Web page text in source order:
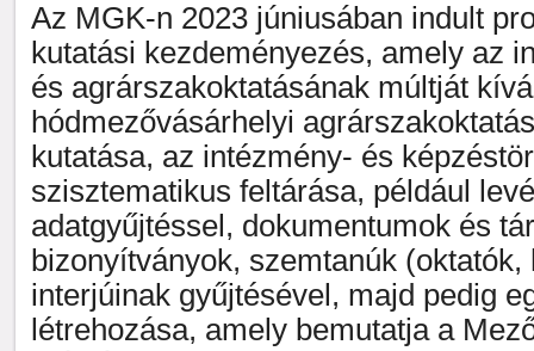
Az MGK-n 2023 júniusában indult
kutatási kezdeményezés, amely az
és agrárszakoktatásának múltját
hódmezővásárhelyi
kutatása, az intézmény- és
szisztematikus feltárása, például
adatgyűjtéssel, dokumentumok és
bizonyítványok, szem­tanúk (oktatók,
interjúinak gyűjtésével, majd pedig
létrehozása, amely bemutatja a